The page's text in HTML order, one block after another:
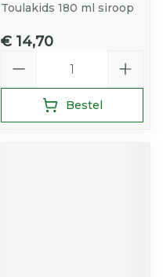
Toulakids 180 ml siroop
€ 14,70
Bestel